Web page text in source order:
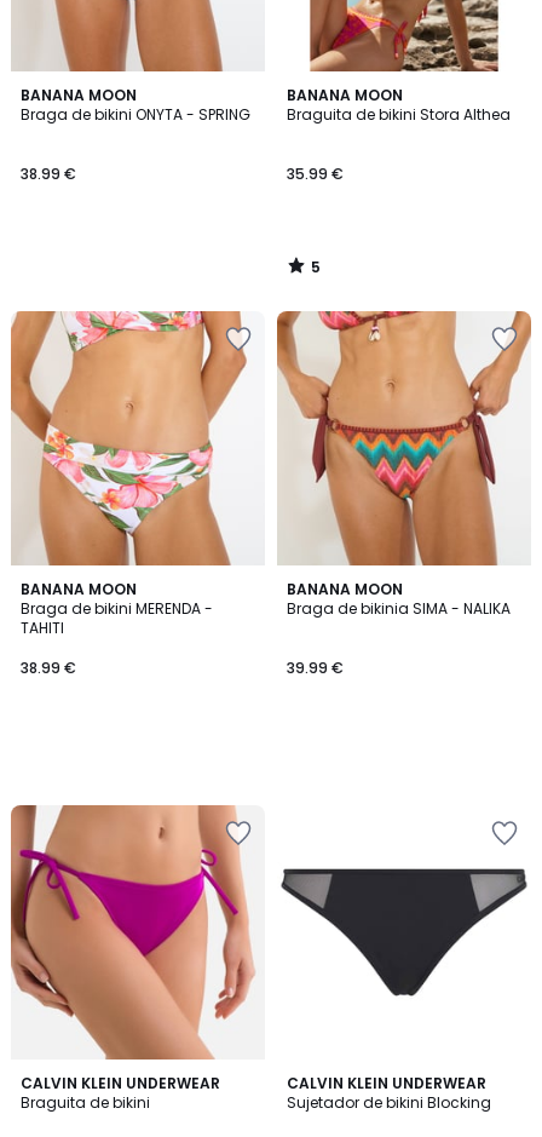
BANANA MOON
Braga de bikini ONYTA - SPRING
38.99 €
BANANA MOON
Braguita de bikini Stora Althea
35.99 €
5
/
5
/
BANANA MOON
Braga de bikini MERENDA -
TAHITI
38.99 €
BANANA MOON
Braga de bikinia SIMA - NALIKA
39.99 €
CALVIN KLEIN UNDERWEAR
Braguita de bikini
CALVIN KLEIN UNDERWEAR
Sujetador de bikini Blocking